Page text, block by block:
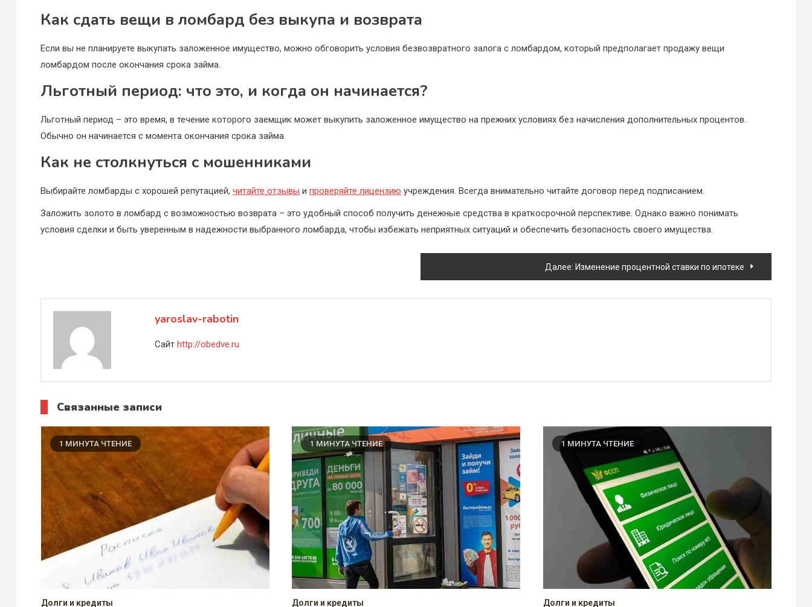
Как сдать вещи в ломбард без выкупа и возврата
Если вы не планируете выкупать заложенное имущество, можно обговорить условия безвозвратного залога с ломбардом, который предполагает продажу вещи
ломбардом после окончания срока займа.
Льготный период: что это, и когда он начинается?
Льготный период – это время, в течение которого заемщик может выкупить заложенное имущество на прежних условиях без начисления дополнительных процентов.
Обычно он начинается с момента окончания срока займа.
Как не столкнуться с мошенниками
Выбирайте ломбарды с хорошей репутацией, читайте отзывы и проверяйте лицензию учреждения. Всегда внимательно читайте договор перед подписанием.
Заложить золото в ломбард с возможностью возврата – это удобный способ получить денежные средства в краткосрочной перспективе. Однако важно понимать
условия сделки и быть уверенным в надежности выбранного ломбарда, чтобы избежать неприятных ситуаций и обеспечить безопасность своего имущества.
по
записям
Далее: Изменение процентной ставки по ипотеке
yaroslav-rabotin
Сайт http://obedve.ru
Связанные записи
1 МИНУТА ЧТЕНИЕ
Долги и кредиты
1 МИНУТА ЧТЕНИЕ
Долги и кредиты
1 МИНУТА ЧТЕНИЕ
Долги и кредиты